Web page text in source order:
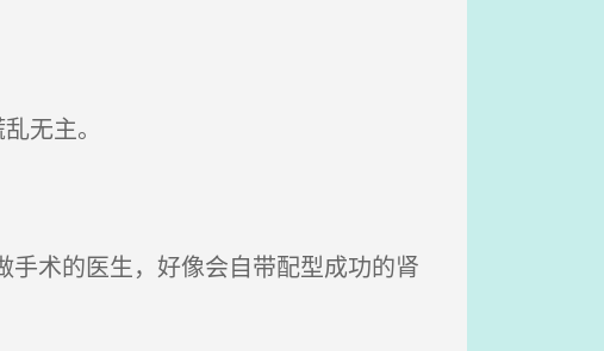
无主。
术的医生，好像会自带配型成功的肾